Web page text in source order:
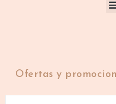
Ofertas y